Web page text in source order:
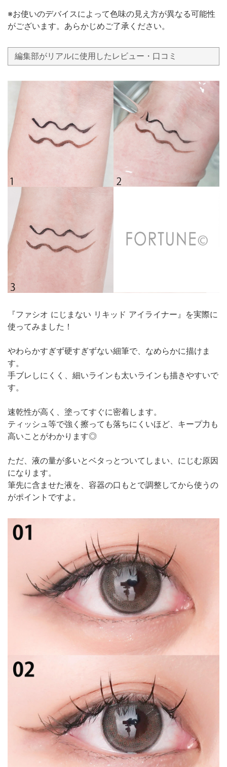
※お使いのデバイスによって色味の見え方が異なる可能性
がございます。あらかじめご了承ください。
編集部がリアルに使用したレビュー・口コミ
『ファシオ にじまない リキッド アイライナー』を実際に
使ってみました！
やわらかすぎず硬すぎずない細筆で、なめらかに描けま
す。
手ブレしにくく、細いラインも太いラインも描きやすいで
す。
速乾性が高く、塗ってすぐに密着します。
ティッシュ等で強く擦っても落ちにくいほど、キープ力も
高いことがわかります◎
ただ、液の量が多いとベタっとついてしまい、にじむ原因
になります。
筆先に含ませた液を、容器の口もとで調整してから使うの
がポイントですよ。